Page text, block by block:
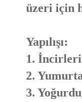
üzeri için
Yapılışı:
1. İncirleri
2.
3.